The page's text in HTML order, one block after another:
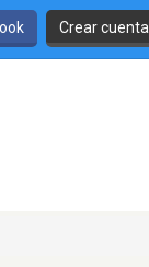
Crear cuenta